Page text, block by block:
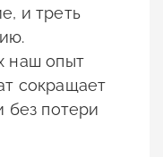
и треть
наш опыт
сокращает
без потери